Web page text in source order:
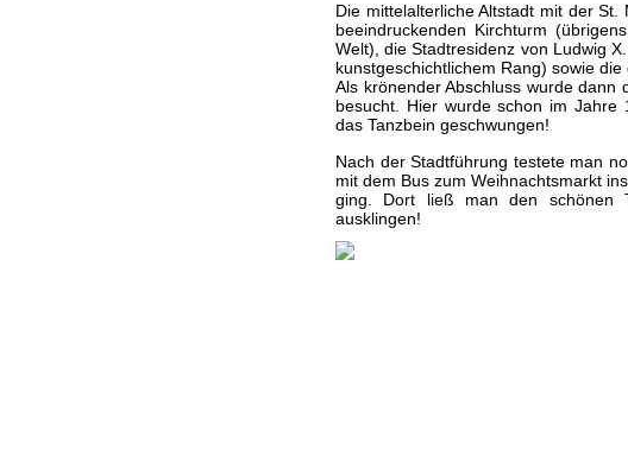
Die mittelalterliche Altstadt mit der
beeindruckenden Kirchturm
Welt), die Stadtresidenz von Ludwig
kunstgeschichtlichem Rang) sowie
Als krönender Abschluss wurde
besucht. Hier wurde schon im Jahre
das Tanzbein geschwungen!
Nach der Stadtführung testete man
mit dem Bus zum Weihnachtsmarkt
ging. Dort ließ man den schönen
ausklingen!